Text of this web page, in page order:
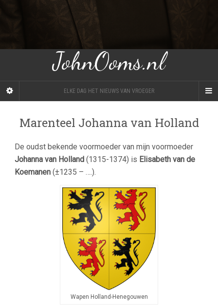
JohnOoms.nl
ELKE DAG HET NIEUWS VAN VROEGER
Marenteel Johanna van Holland
De oudst bekende voormoeder van mijn voormoeder
Johanna van Holland (1315-1374) is Elisabeth van de
Koemanen (±1235 – ….).
Wapen Holland-Henegouwen